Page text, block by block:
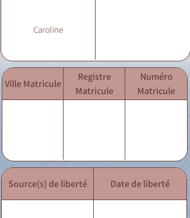
Caroline
Ville Matricule
Registre
Matricule
Numéro
Matricule
Source(s) de liberté Date de liberté